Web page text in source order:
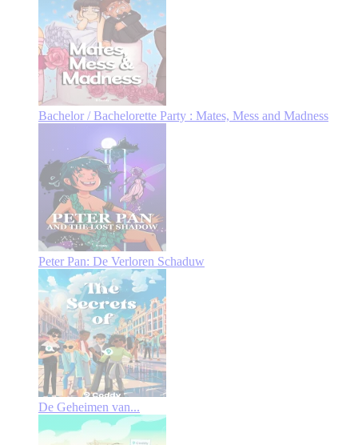
Bachelor / Bachelorette Party : Mates, Mess and Madness
Peter Pan: De Verloren Schaduw
De Geheimen van...